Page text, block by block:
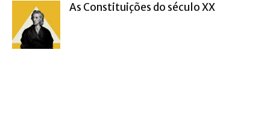
As Constituições do século XX